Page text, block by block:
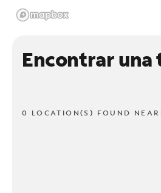
Encontrar una
0 LOCATION(S) FOUND